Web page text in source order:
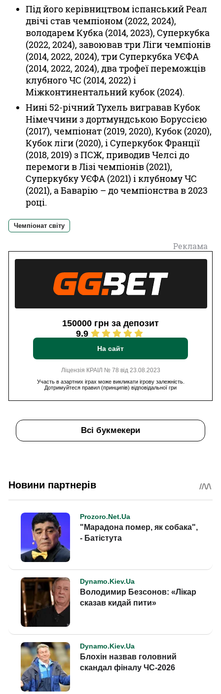
Під його керівництвом іспанський Реал
двічі став чемпіоном (2022, 2024),
володарем Кубка (2014, 2023), Суперкубка
(2022, 2024), завоював три Ліги чемпіонів
(2014, 2022, 2024), три Суперкубка УЄФА
(2014, 2022, 2024), два трофеї переможців
клубного ЧС (2014, 2022) і
Міжконтинентальний кубок (2024).
Нині 52-річний Тухель вигравав Кубок
Німеччини з дортмундською Боруссією
(2017), чемпіонат (2019, 2020), Кубок (2020),
Кубок ліги (2020), і Суперкубок Франції
(2018, 2019) з ПСЖ, приводив Челсі до
перемоги в Лізі чемпіонів (2021),
Суперкубку УЄФА (2021) і клубному ЧС
(2021), а Баварію – до чемпіонства в 2023
році.
Чемпіонат світу
Реклама
150000 грн за депозит
9.9
На сайт
Ліцензія КРАІЛ № 78 від 23.08.2023
Участь в азартних іграх може викликати ігрову залежність.
Дотримуйтеся правил (принципів) відповідальної гри
Всі букмекери